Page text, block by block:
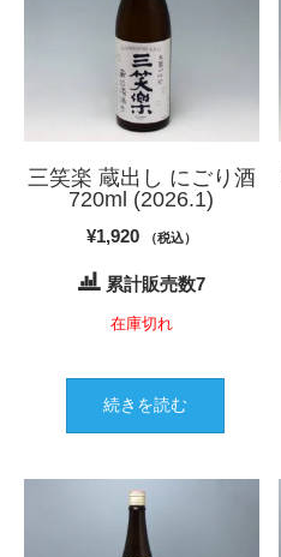
三笑楽 蔵出し にごり酒
720ml (2026.1)
¥1,920 （税込）
累計販売数7
在庫切れ
続きを読む